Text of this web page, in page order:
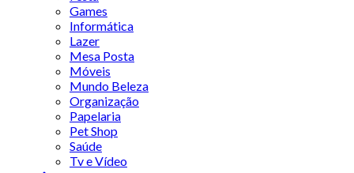
Games
Informática
Lazer
Mesa Posta
Móveis
Mundo Beleza
Organização
Papelaria
Pet Shop
Saúde
Tv e Vídeo